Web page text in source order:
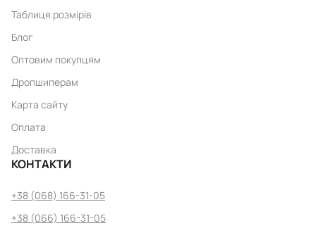
Таблиця розмірів
Блог
Оптовим покупцям
Дропшиперам
Карта сайту
Оплата
Доставка
КОНТАКТИ
+38 (068) 166-31-05
+38 (066) 166-31-05